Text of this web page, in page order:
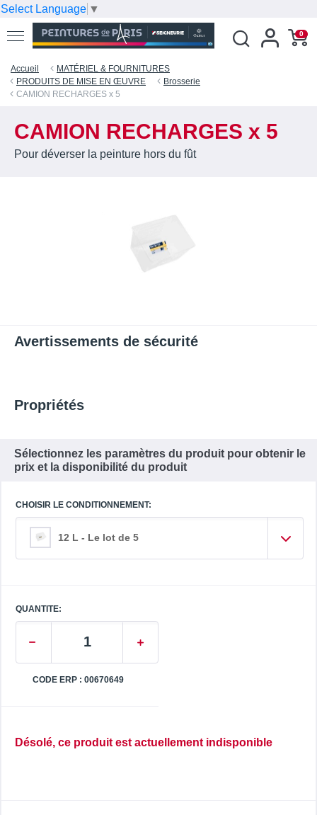
Select Language ▼
0
Accueil
MATÉRIEL & FOURNITURES
PRODUITS DE MISE EN ŒUVRE
Brosserie
CAMION RECHARGES x 5
CAMION RECHARGES x 5
Pour déverser la peinture hors du fût
Avertissements de sécurité
Propriétés
Sélectionnez les paramètres du produit pour obtenir le
prix et la disponibilité du produit
CHOISIR LE CONDITIONNEMENT:
12 L - Le lot de 5
QUANTITE:
CODE ERP : 00670649
Désolé, ce produit est actuellement indisponible